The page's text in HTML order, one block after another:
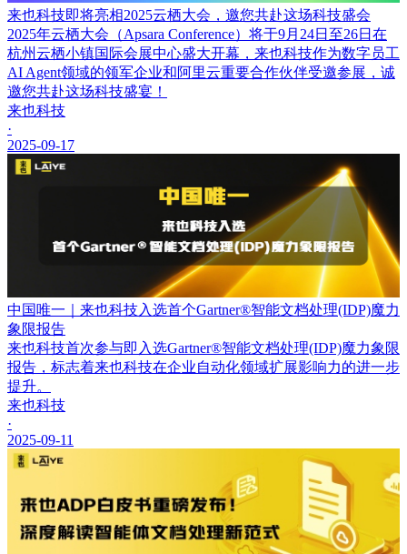
来也科技即将亮相2025云栖大会，邀您共赴这场科技盛会
2025年云栖大会（Apsara Conference）将于9月24日至26日在
杭州云栖小镇国际会展中心盛大开幕，来也科技作为数字员工
AI Agent领域的领军企业和阿里云重要合作伙伴受邀参展，诚
邀您共赴这场科技盛宴！
来也科技
·
2025-09-17
中国唯一｜来也科技入选首个Gartner®智能文档处理(IDP)魔力
象限报告
来也科技首次参与即入选Gartner®智能文档处理(IDP)魔力象限
报告，标志着来也科技在企业自动化领域扩展影响力的进一步
提升。
来也科技
·
2025-09-11